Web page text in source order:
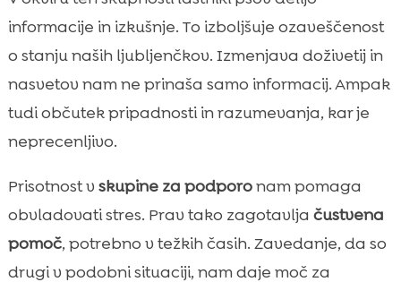
informacije in izkušnje. To izboljšuje ozaveščenost
o stanju naših ljubljenčkov. Izmenjava doživetij in
nasvetov nam ne prinaša samo informacij. Ampak
tudi občutek pripadnosti in razumevanja, kar je
neprecenljivo.
Prisotnost v skupine za podporonam pomaga
obvladovati stres. Prav tako zagotavlja čustvena
pomoč, potrebno v težkih časih. Zavedanje, da so
drugi v podobni situaciji, nam daje moč za